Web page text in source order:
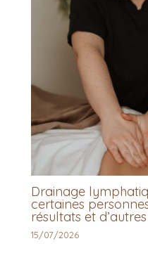
Drainage
certaines
résultats et
15/07/2026